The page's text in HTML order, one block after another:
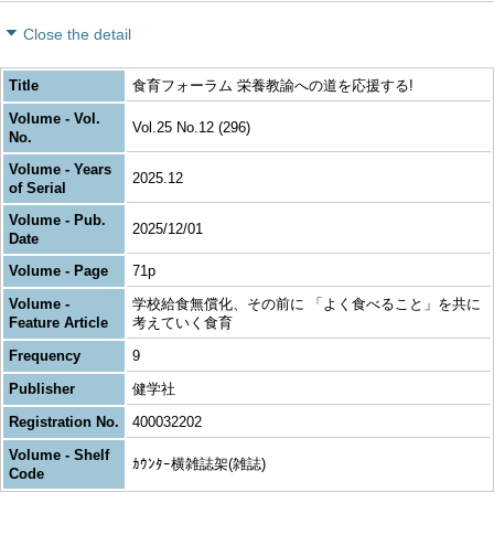
Close the detail
Title
食育フォーラム 栄養教諭への道を応援する!
Volume - Vol.
No.
Vol.25 No.12 (296)
Volume - Years
of Serial
2025.12
Volume - Pub.
Date
2025/12/01
Volume - Page
71p
Volume -
Feature Article
学校給食無償化、その前に 「よく食べること」を共に
考えていく食育
Frequency
9
Publisher
健学社
Registration No.
400032202
Volume - Shelf
Code
ｶｳﾝﾀｰ横雑誌架(雑誌)